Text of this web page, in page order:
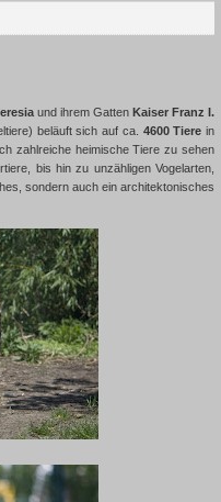
und ihrem Gatten Kaiser Franz I.
beläuft sich auf ca. 4600 Tiere in
zahlreiche heimische Tiere zu sehen
bis hin zu unzähligen Vogelarten,
sondern auch ein architektonisches